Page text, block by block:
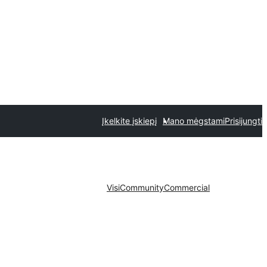
Įkelkite įskiepį Mano mėgstamiPrisijungti
VisiCommunityCommercial